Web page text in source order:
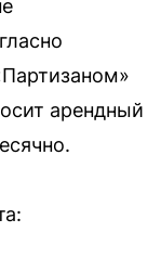
арендный